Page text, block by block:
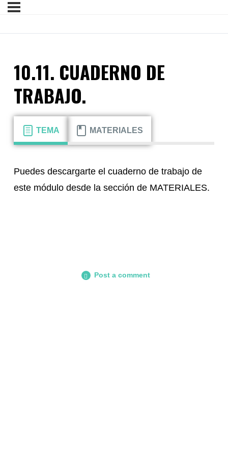
10.11. CUADERNO DE
TRABAJO.
TEMA MATERIALES
Puedes descargarte el cuaderno de trabajo de
este módulo desde la sección de MATERIALES.
Post a comment